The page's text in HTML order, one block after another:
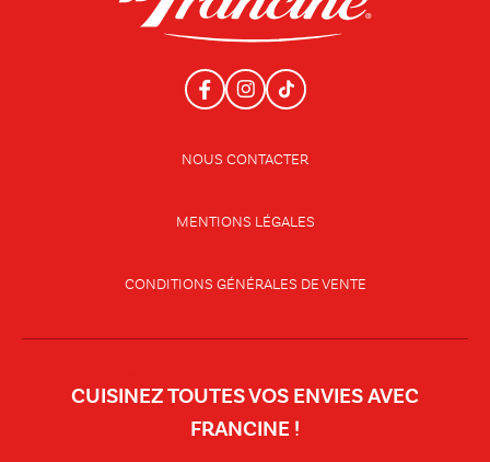
NOUS CONTACTER
MENTIONS LÉGALES
CONDITIONS GÉNÉRALES DE VENTE
CUISINEZ TOUTES VOS ENVIES AVEC
FRANCINE !